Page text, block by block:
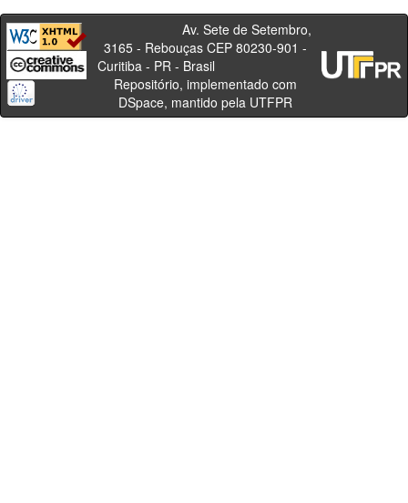
Av. Sete de Setembro,
3165 - Rebouças CEP 80230-901 -
Curitiba - PR - Brasil
Repositório, implementado com
DSpace, mantido pela UTFPR